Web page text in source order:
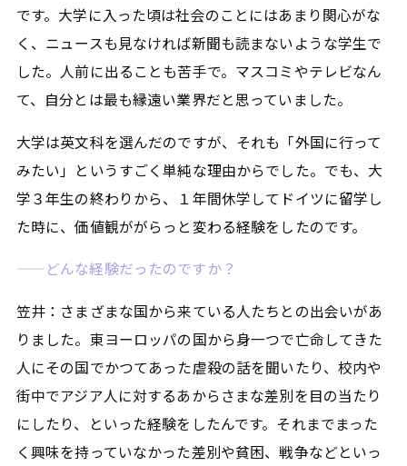
です。大学に入った頃は社会のことにはあまり関心がな
く、ニュースも見なければ新聞も読まないような学生で
した。人前に出ることも苦手で。マスコミやテレビなん
て、自分とは最も縁遠い業界だと思っていました。
大学は英文科を選んだのですが、それも「外国に行って
みたい」というすごく単純な理由からでした。でも、大
学３年生の終わりから、１年間休学してドイツに留学し
た時に、価値観ががらっと変わる経験をしたのです。
——どんな経験だったのですか？
笠井：さまざまな国から来ている人たちとの出会いがあ
りました。東ヨーロッパの国から身一つで亡命してきた
人にその国でかつてあった虐殺の話を聞いたり、校内や
街中でアジア人に対するあからさまな差別を目の当たり
にしたり、といった経験をしたんです。それまでまった
く興味を持っていなかった差別や貧困、戦争などといっ